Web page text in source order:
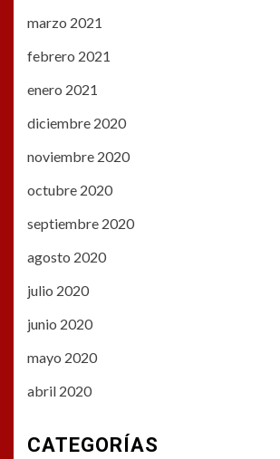
marzo 2021
febrero 2021
enero 2021
diciembre 2020
noviembre 2020
octubre 2020
septiembre 2020
agosto 2020
julio 2020
junio 2020
mayo 2020
abril 2020
CATEGORÍAS